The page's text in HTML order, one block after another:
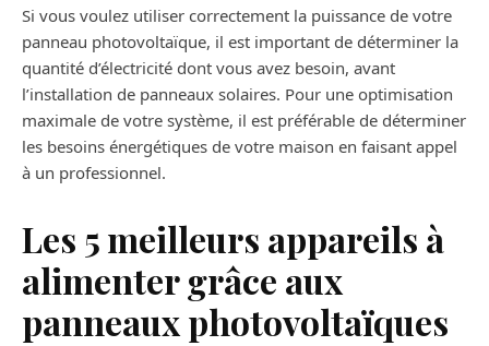
Si vous voulez utiliser correctement la puissance de votre
panneau photovoltaïque, il est important de déterminer la
quantité d’électricité dont vous avez besoin, avant
l’installation de panneaux solaires. Pour une optimisation
maximale de votre système, il est préférable de déterminer
les besoins énergétiques de votre maison en faisant appel
à un professionnel.
Les 5 meilleurs appareils à
alimenter grâce aux
panneaux photovoltaïques